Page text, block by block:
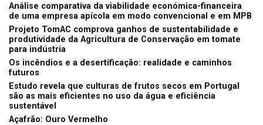
Análise comparativa da viabilidade económica-financeira
de uma empresa apícola em modo convencional e em MPB
Projeto TomAC comprova ganhos de sustentabilidade e
produtividade da Agricultura de Conservação em tomate
para indústria
Os incêndios e a desertificação: realidade e caminhos
futuros
Estudo revela que culturas de frutos secos em Portugal
são as mais eficientes no uso da água e eficiência
sustentável
Açafrão: Ouro Vermelho